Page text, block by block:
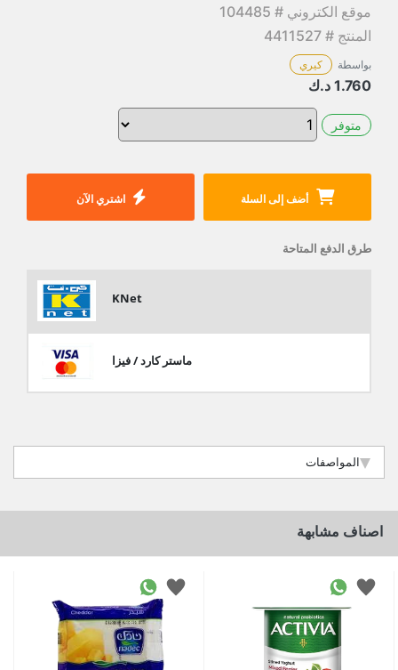
موقع الكتروني # 104485
المنتج # 4411527
بواسطة كيري
1.760 د.ك
متوفر
أضف إلى السلة اشتري الآن
طرق الدفع المتاحة
KNet
ماستر كارد / فيزا
المواصفات
اصناف مشابهة